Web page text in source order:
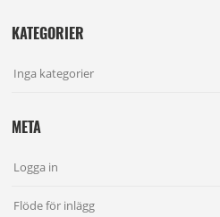
KATEGORIER
Inga kategorier
META
Logga in
Flöde för inlägg